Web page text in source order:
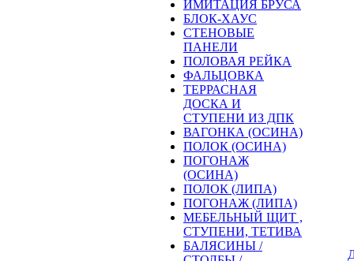
ИМИТАЦИЯ БРУСА
БЛОК-ХАУС
СТЕНОВЫЕ
ПАНЕЛИ
ПОЛОВАЯ РЕЙКА
ФАЛЬЦОВКА
ТЕРРАСНАЯ
ДОСКА И
СТУПЕНИ ИЗ ДПК
ВАГОНКА (ОСИНА)
ПОЛОК (ОСИНА)
ПОГОНАЖ
(ОСИНА)
ПОЛОК (ЛИПА)
ПОГОНАЖ (ЛИПА)
МЕБЕЛЬНЫЙ ЩИТ ,
СТУПЕНИ, ТЕТИВА
БАЛЯСИНЫ /